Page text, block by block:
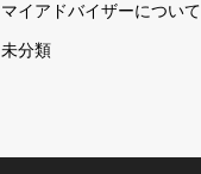
マイアドバイザーについて
未分類